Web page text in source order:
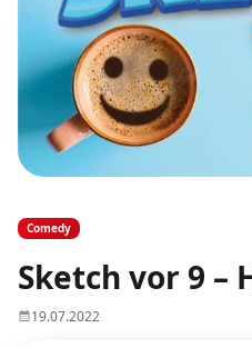
Comedy
Sketch vor 9 –
19.07.2022